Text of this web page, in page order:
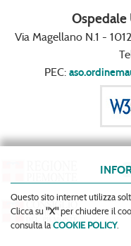
Via Magellano N.1 -
PEC:
Questo sito internet utilizza
Clicca su "X"per chiudere il
consulta laCOOKIE POLICY.